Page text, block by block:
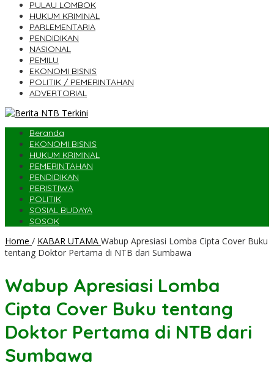
PULAU LOMBOK
HUKUM KRIMINAL
PARLEMENTARIA
PENDIDIKAN
NASIONAL
PEMILU
EKONOMI BISNIS
POLITIK / PEMERINTAHAN
ADVERTORIAL
Beranda
EKONOMI BISNIS
HUKUM KRIMINAL
PEMERINTAHAN
PENDIDIKAN
PERISTIWA
POLITIK
SOSIAL BUDAYA
SOSOK
Home / KABAR UTAMA Wabup Apresiasi Lomba Cipta Cover Buku
tentang Doktor Pertama di NTB dari Sumbawa
Wabup Apresiasi Lomba
Cipta Cover Buku tentang
Doktor Pertama di NTB dari
Sumbawa